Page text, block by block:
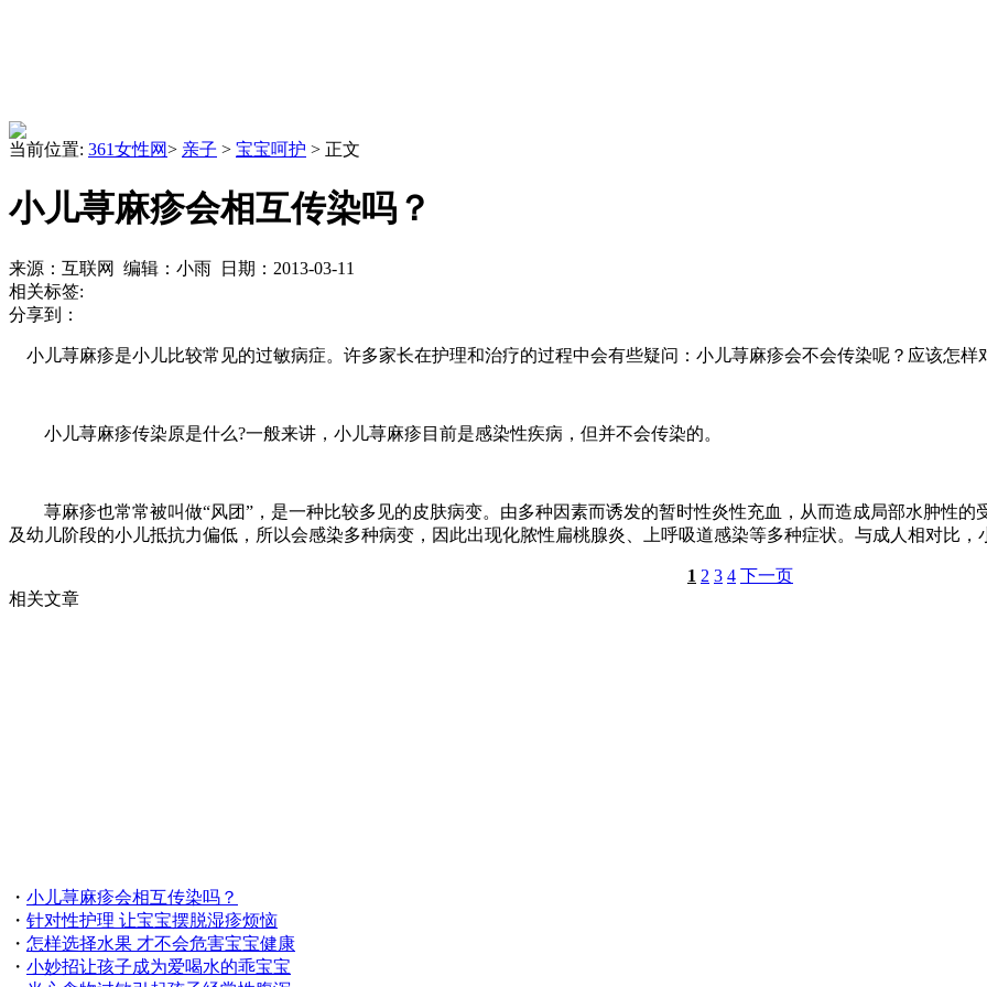
当前位置: 361女性网> 亲子 > 宝宝呵护 > 正文
小儿荨麻疹会相互传染吗？
来源：互联网 编辑：小雨 日期：2013-03-11
相关标签:
分享到：
小儿荨麻疹是小儿比较常见的过敏病症。许多家长在护理和治疗的过程中会有些疑问：小儿荨麻疹会不会传染呢？应该怎样
小儿荨麻疹传染原是什么?一般来讲，小儿荨麻疹目前是感染性疾病，但并不会传染的。
荨麻疹也常常被叫做“风团”，是一种比较多见的皮肤病变。由多种因素而诱发的暂时性炎性充血，从而造成局部水肿性的
及幼儿阶段的小儿抵抗力偏低，所以会感染多种病变，因此出现化脓性扁桃腺炎、上呼吸道感染等多种症状。与成人相对比
1 2 3 4 下一页
相关文章
・ 小儿荨麻疹会相互传染吗？
・ 针对性护理 让宝宝摆脱湿疹烦恼
・ 怎样选择水果 才不会危害宝宝健康
・ 小妙招让孩子成为爱喝水的乖宝宝